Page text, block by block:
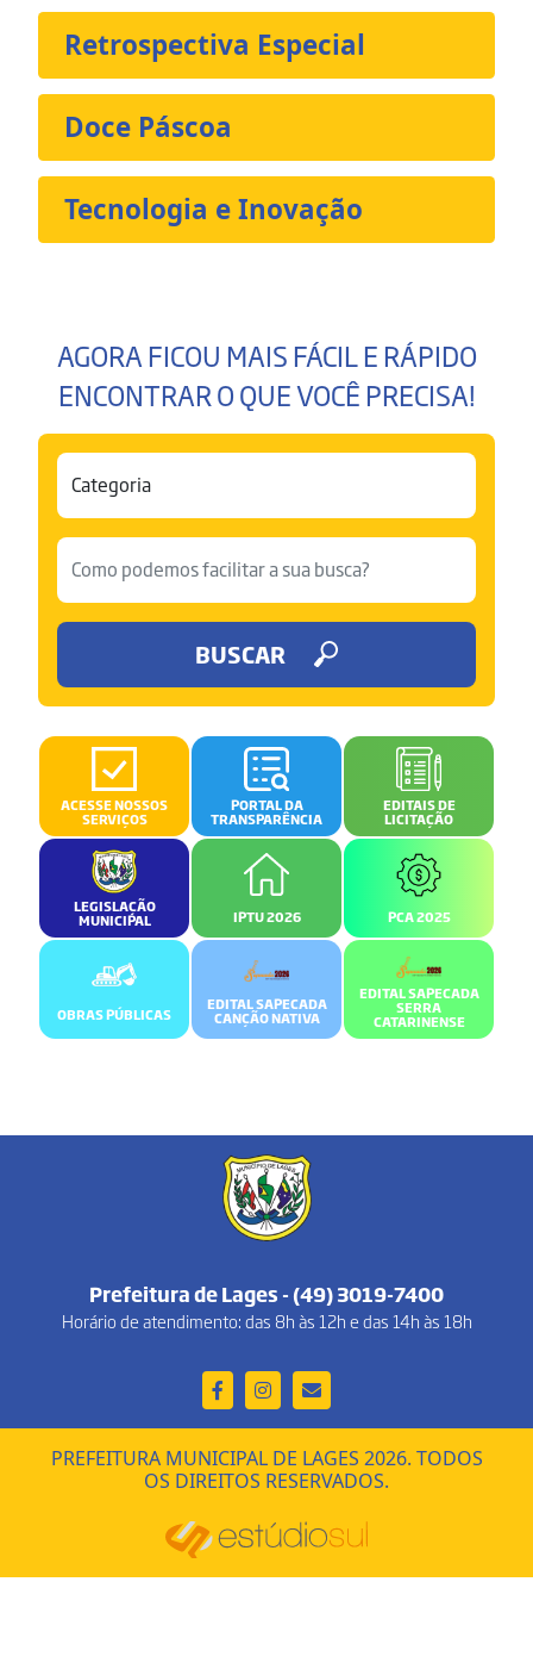
Retrospectiva Especial
Doce Páscoa
Tecnologia e Inovação
AGORA FICOU MAIS FÁCIL E RÁPIDO
ENCONTRAR O QUE VOCÊ PRECISA!
BUSCAR
ACESSE NOSSOS
SERVIÇOS
PORTAL DA
TRANSPARÊNCIA
EDITAIS DE
LICITAÇÃO
LEGISLAÇÃO
MUNICIPAL IPTU 2026 PCA 2025
OBRAS PÚBLICAS
EDITAL SAPECADA
CANÇÃO NATIVA
EDITAL SAPECADA
SERRA
CATARINENSE
Prefeitura de Lages - (49) 3019-7400
Horário de atendimento: das 8h às 12h e das 14h às 18h
PREFEITURA MUNICIPAL DE LAGES 2026. TODOS
OS DIREITOS RESERVADOS.